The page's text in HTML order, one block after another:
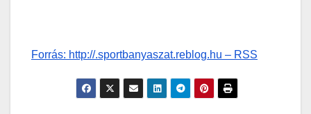
Forrás: http://.sportbanyaszat.reblog.hu – RSS